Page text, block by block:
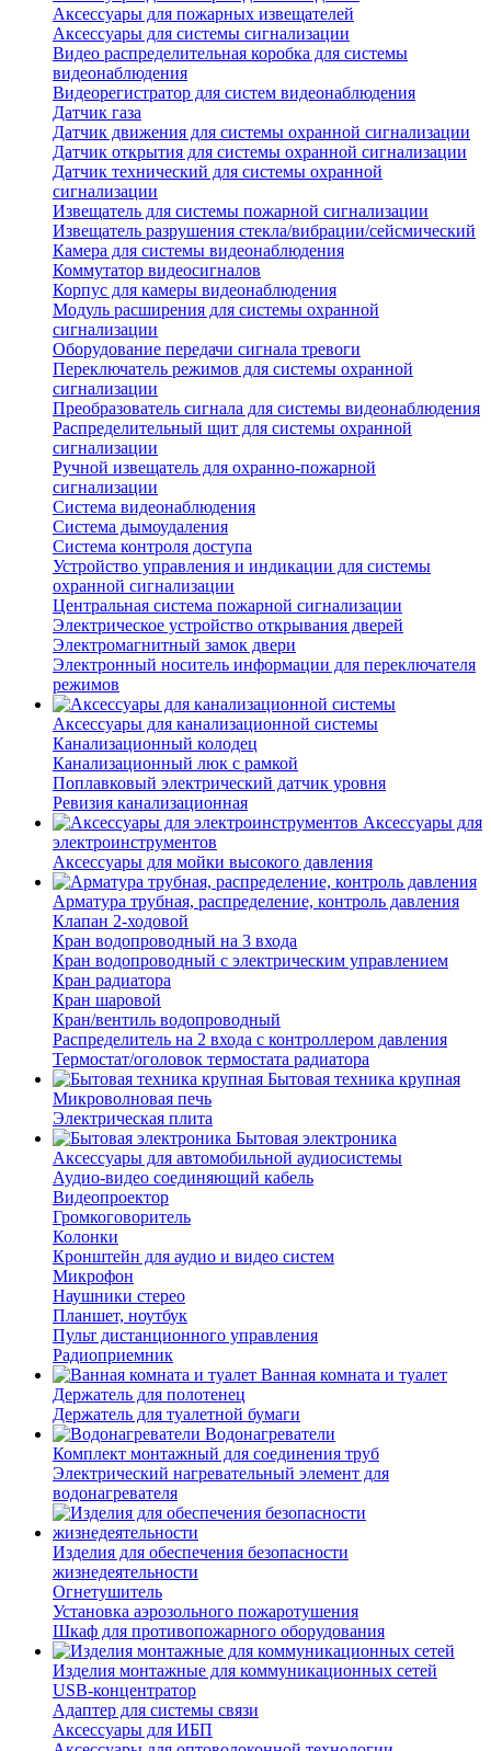
Аксессуары для пожарных извещателей
Аксессуары для системы сигнализации
Видео распределительная коробка для системы
видеонаблюдения
Видеорегистратор для систем видеонаблюдения
Датчик газа
Датчик движения для системы охранной сигнализации
Датчик открытия для системы охранной сигнализации
Датчик технический для системы охранной
сигнализации
Извещатель для системы пожарной сигнализации
Извещатель разрушения стекла/вибрации/сейсмический
Камера для системы видеонаблюдения
Коммутатор видеосигналов
Корпус для камеры видеонаблюдения
Модуль расширения для системы охранной
сигнализации
Оборудование передачи сигнала тревоги
Переключатель режимов для системы охранной
сигнализации
Преобразователь сигнала для системы видеонаблюдения
Распределительный щит для системы охранной
сигнализации
Ручной извещатель для охранно-пожарной
сигнализации
Система видеонаблюдения
Система дымоудаления
Система контроля доступа
Устройство управления и индикации для системы
охранной сигнализации
Центральная система пожарной сигнализации
Электрическое устройство открывания дверей
Электромагнитный замок двери
Электронный носитель информации для переключателя
режимов
Аксессуары для канализационной системы
Канализационный колодец
Канализационный люк с рамкой
Поплавковый электрический датчик уровня
Ревизия канализационная
Аксессуары для
электроинструментов
Аксессуары для мойки высокого давления
Арматура трубная, распределение, контроль давления
Клапан 2-ходовой
Кран водопроводный на 3 входа
Кран водопроводный с электрическим управлением
Кран радиатора
Кран шаровой
Кран/вентиль водопроводный
Распределитель на 2 входа с контроллером давления
Термостат/оголовок термостата радиатора
Бытовая техника крупная
Микроволновая печь
Электрическая плита
Бытовая электроника
Аксессуары для автомобильной аудиосистемы
Аудио-видео соединяющий кабель
Видеопроектор
Громкоговоритель
Колонки
Кронштейн для аудио и видео систем
Микрофон
Наушники стерео
Планшет, ноутбук
Пульт дистанционного управления
Радиоприемник
Ванная комната и туалет
Держатель для полотенец
Держатель для туалетной бумаги
Водонагреватели
Комплект монтажный для соединения труб
Электрический нагревательный элемент для
водонагревателя
Изделия для обеспечения безопасности
жизнедеятельности
Огнетушитель
Установка аэрозольного пожаротушения
Шкаф для противопожарного оборудования
Изделия монтажные для коммуникационных сетей
USB-концентратор
Адаптер для системы связи
Аксессуары для ИБП